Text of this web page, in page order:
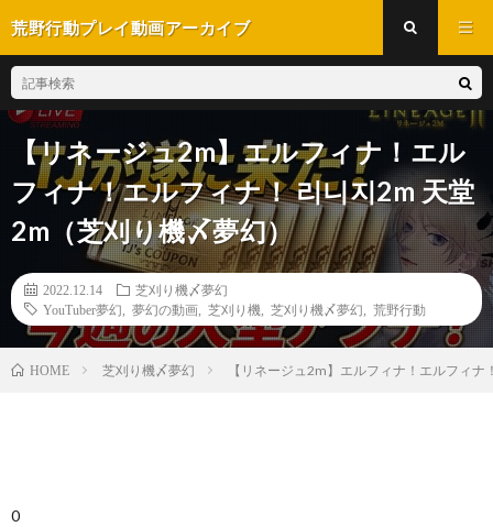
荒野行動プレイ動画アーカイブ
【リネージュ2m】エルフィナ！エル
フィナ！エルフィナ！ 리니지2m 天堂
2m（芝刈り機〆夢幻）
2022.12.14
芝刈り機〆夢幻
YouTuber夢幻
夢幻の動画 芝刈り機 芝刈り機〆夢幻 荒野行動
HOME 芝刈り機〆夢幻 【リネージュ2m】エルフィナ！エルフィ
0